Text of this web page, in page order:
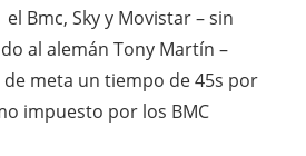
Bmc, Sky y Movistar – sin
al alemán Tony Martín –
meta un tiempo de 45s por
impuesto por los BMC